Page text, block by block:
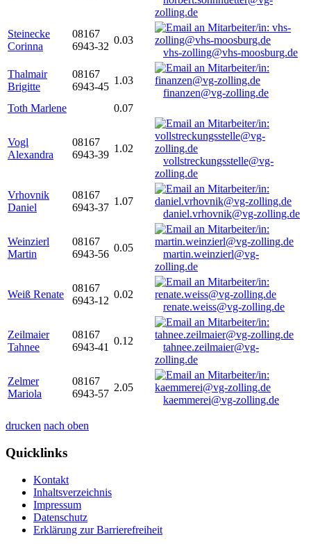
zolling.de
Steinecke
Corinna
08167
6943-32
0.03
vhs-zolling@vhs-moosburg.de
Thalmair
Brigitte
08167
6943-45
1.03
finanzen@vg-zolling.de
Toth Marlene
0.07
Vogl
Alexandra
08167
6943-39
1.02
vollstreckungsstelle@vg-
zolling.de
Vrhovnik
Daniel
08167
6943-37
1.07
daniel.vrhovnik@vg-zolling.de
Weinzierl
Martin
08167
6943-56
0.05
martin.weinzierl@vg-
zolling.de
Weiß Renate
08167
6943-12
0.02
renate.weiss@vg-zolling.de
Zeilmaier
Tahnee
08167
6943-41
0.12
tahnee.zeilmaier@vg-
zolling.de
Zelmer
Mariola
08167
6943-57
2.05
kaemmerei@vg-zolling.de
drucken nach oben
Quicklinks
Kontakt
Inhaltsverzeichnis
Impressum
Datenschutz
Erklärung zur Barrierefreiheit